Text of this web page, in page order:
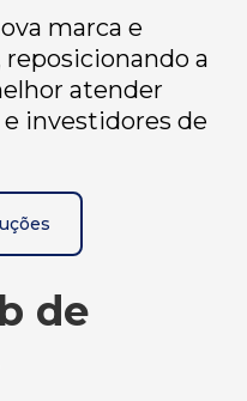
marca e
a
atender
investidores de
de